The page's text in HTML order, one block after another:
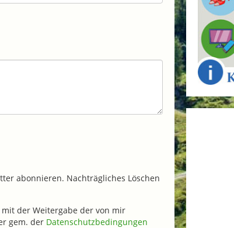
abonnieren. Nachträgliches Löschen
der Weitergabe der von mir
gem. der Datenschutzbedingungen